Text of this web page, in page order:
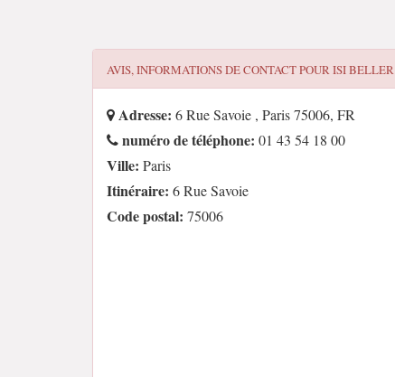
AVIS, INFORMATIONS DE CONTACT POURISI BELLER
Adresse: 6 Rue Savoie , Paris 75006, FR
numéro de téléphone: 01 43 54 18 00
Ville: Paris
Itinéraire: 6 Rue Savoie
Code postal: 75006